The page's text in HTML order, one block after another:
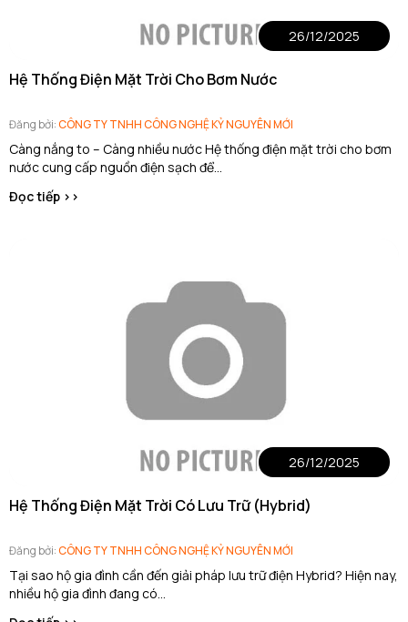
26/12/2025
Hệ Thống Điện Mặt Trời Cho Bơm Nước
Đăng bởi:CÔNG TY TNHH CÔNG NGHỆ KỶ NGUYÊN MỚI
Càng nắng to – Càng nhiều nước Hệ thống điện mặt trời cho bơm
nước cung cấp nguồn điện sạch để...
Đọc tiếp >>
26/12/2025
Hệ Thống Điện Mặt Trời Có Lưu Trữ (Hybrid)
Đăng bởi:CÔNG TY TNHH CÔNG NGHỆ KỶ NGUYÊN MỚI
Tại sao hộ gia đình cần đến giải pháp lưu trữ điện Hybrid? Hiện nay,
nhiều hộ gia đình đang có...